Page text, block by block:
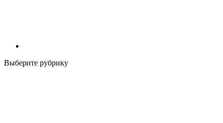
Выберите рубрику